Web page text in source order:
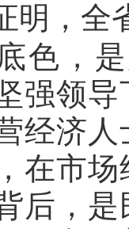
明，全
色，
强领
经济
在市
后，